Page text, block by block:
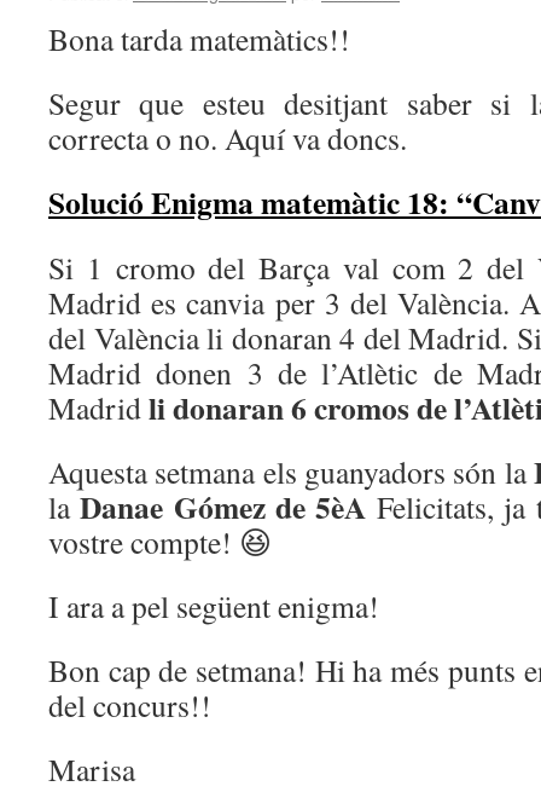
Bona tarda matemàtics!!
Segur que esteu desitjant saber si
correcta o no. Aquí va doncs.
Solució Enigma matemàtic 18:
Si 1 cromo del Barça val com 2 del
Madrid es canvia per 3 del València.
del València li donaran 4 del Madrid.
Madrid donen 3 de l’Atlètic de
Madridli donaran 6 cromos de
Aquesta setmana els guanyadors són la
laDanae Gómez de 5èA Felicitats, ja
vostre compte! 😆
I ara a pel següent enigma!
Bon cap de setmana! Hi ha més punts
del concurs!!
Marisa